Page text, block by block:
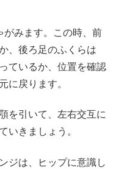
がみます。この時、前
、後ろ足のふくらは
ているか、位置を確認
に戻ります。
を引いて、左右交互に
いきましょう。
ジは、ヒップに意識し